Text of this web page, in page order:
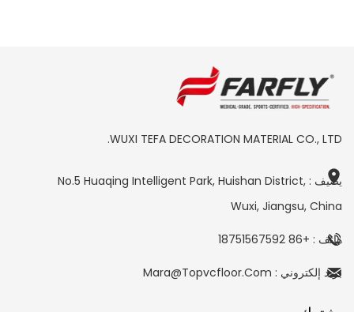
WUXI TEFA DECORATION MATERIAL CO., LTD.
يضيف : No.5 Huaqing Intelligent Park, Huishan District,
Wuxi, Jiangsu, China
هاتف : +86 18751567592
بريد إلكتروني : Mara@topvcfloor.com